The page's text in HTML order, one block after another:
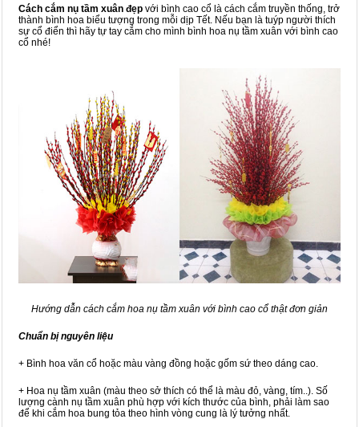
Cách cắm nụ tầm xuân đẹp với bình cao cổ là cách cắm truyền thống, trở
thành bình hoa biểu tượng trong mỗi dịp Tết. Nếu bạn là tuýp người thích
sự cổ điển thì hãy tự tay cắm cho mình bình hoa nụ tầm xuân với bình cao
cổ nhé!
Hướng dẫn cách cắm hoa nụ tầm xuân với bình cao cổ thật đơn giản
Chuẩn bị nguyên liệu
+ Bình hoa văn cổ hoặc màu vàng đồng hoặc gốm sứ theo dáng cao.
+ Hoa nụ tầm xuân (màu theo sở thích có thể là màu đỏ, vàng, tím..). Số
lượng cành nụ tầm xuân phù hợp với kích thước của bình, phải làm sao
để khi cắm hoa bung tỏa theo hình vòng cung là lý tưởng nhất.